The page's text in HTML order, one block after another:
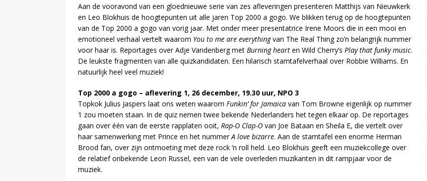
Aan de vooravond van een gloednieuwe serie van zes afleveringen presenteren Matthijs van Nieuwkerk
en Leo Blokhuis de hoogtepunten uit alle jaren Top 2000 a gogo. We blikken terug op de hoogtepunten
van de Top 2000 a gogo van vorig jaar. Met onder meer presentatrice Irene Moors die in een mooi en
emotioneel verhaal vertelt waarom You to me are everythingvan The Real Thing zo’n belangrijk nummer
voor haar is. Reportages over Adje Vandenberg met Burning heart en Wild Cherry’s Play that funky music.
De leukste fragmenten van alle quizkandidaten. Een hilarisch stamtafelverhaal over Robbie Williams. En
natuurlijk heel veel muziek!
Top 2000 a gogo – aflevering 1, 26 december, 19.30 uur, NPO 3
Topkok Julius Jaspers laat ons weten waarom Funkin’ for Jamaica van Tom Browne eigenlijk op nummer
1 zou moeten staan. In de quiz nemen twee bekende Nederlanders het tegen elkaar op. De reportages
gaan over één van de eerste rapplaten ooit, Rap-O Clap-O van Joe Bataan en Sheila E, die vertelt over
haar samenwerking met Prince en het nummerA love bizarre. Aan de stamtafel een enorme Herman
Brood fan, over zijn ontmoeting met deze rock ’n roll held. Leo Blokhuis geeft een muziekcollege over
de relatief onbekende Leon Russel, een van de vele overleden muzikanten in dit rampjaar voor de
muziek.